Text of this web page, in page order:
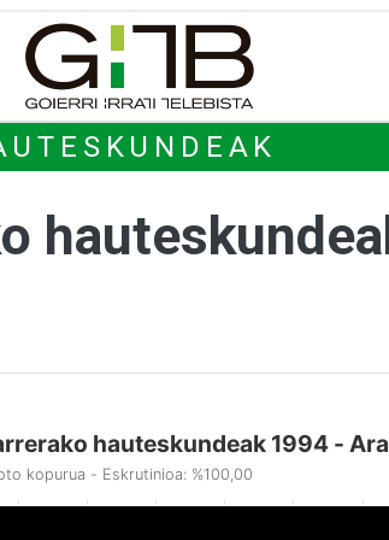
hauteskundeak 1994 -
kopurua - Eskrutinioa: %100,00